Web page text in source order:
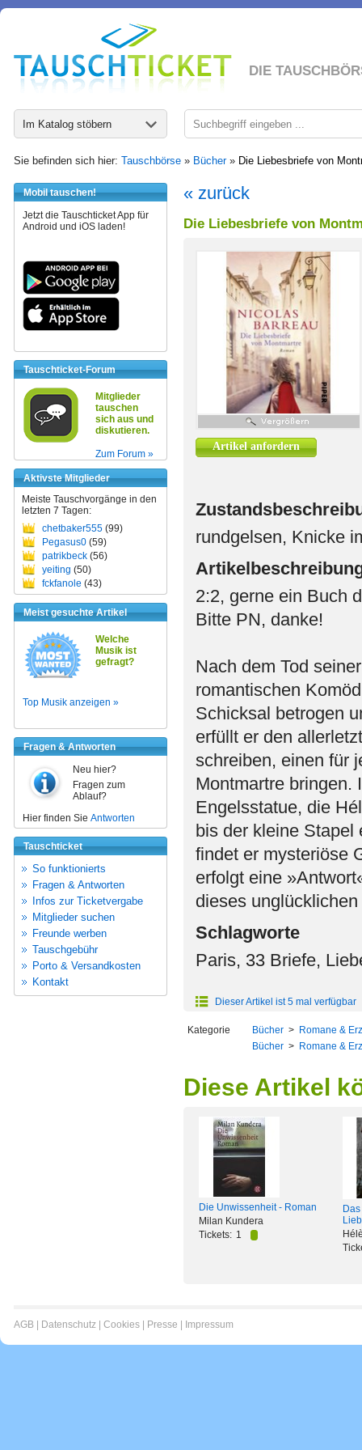
DIE
Im Katalog stöbern
Sie befinden sich hier: Tauschbörse » Bücher» Die Liebesbriefe von
Mobil tauschen!
Jetzt die Tauschticket App für
Android und iOS laden!
Tauschticket-Forum
Mitglieder
tauschen
sich aus und
diskutieren.
Zum Forum »
Aktivste Mitglieder
Meiste Tauschvorgänge in den
letzten 7 Tagen:
chetbaker555 (99)
Pegasus0 (59)
patrikbeck (56)
yeiting (50)
fckfanole (43)
Meist gesuchte Artikel
Welche
Musik ist
gefragt?
Top Musik anzeigen »
Fragen & Antworten
Neu hier?
Fragen zum
Ablauf?
Hier finden Sie Antworten
Tauschticket
So funktionierts
Fragen & Antworten
Infos zur Ticketvergabe
Mitglieder suchen
Freunde werben
Tauschgebühr
Porto & Versandkosten
Kontakt
« zurück
Die Liebesbriefe von
Artikel anfordern
rundgelsen, Knicke
2:2, gerne ein Buch
Bitte PN, danke!
Nach dem Tod
romantischen
Schicksal betrogen
erfüllt er den
schreiben, einen für
Montmartre bringen.
Engelsstatue, die
bis der kleine Stapel
findet er mysteriöse
erfolgt eine
dieses
Schlagworte
Paris, 33 Briefe,
Dieser Artikel ist 5 mal verfügbar
Kategorie Bücher > Romane &
Bücher > Romane &
Diese Artikel
Die Unwissenheit - Roman
Milan Kundera
Tickets: 1
AGB Datenschutz Cookies Presse Impressum